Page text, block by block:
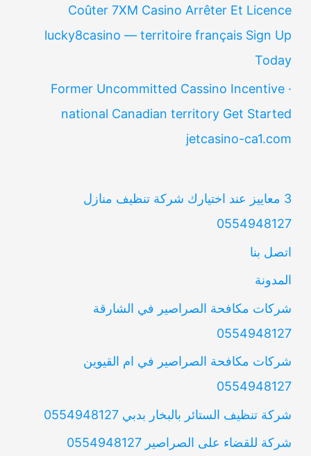
Coûter 7XM Casino Arrêter Et Licence
lucky8casino — territoire français Sign Up
Today
Former Uncommitted Cassino Incentive ·
national Canadian territory Get Started
jetcasino-ca1.com
3 معاييز عند اختيارك شركة تنظيف منازل
0554948127
اتصل بنا
المدونة
شركات مكافحة الصراصير في الشارقة
0554948127
شركات مكافحة الصراصير في ام القيوين
0554948127
شركة تنظيف الستائر بالبخار بدبي 0554948127
شركة للقضاء على الصراصير 0554948127